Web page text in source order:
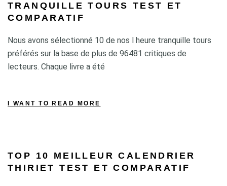
TRANQUILLE TOURS TEST ET
COMPARATIF
Nous avons sélectionné 10 de nos l heure tranquille tours
préférés sur la base de plus de 96481 critiques de
lecteurs. Chaque livre a été
I WANT TO READ MORE
TOP 10 MEILLEUR CALENDRIER
THIRIET TEST ET COMPARATIF